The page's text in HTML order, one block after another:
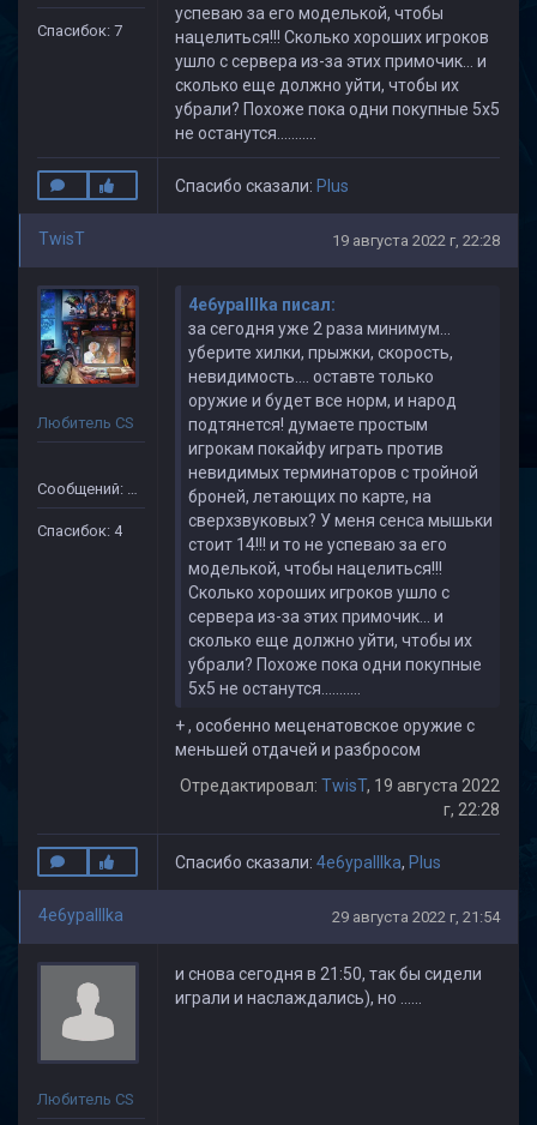
Спасибок: 7
успеваю за его моделькой, чтобы
нацелиться!!! Сколько хороших игроков
ушло с сервера из-за этих примочик... и
сколько еще должно уйти, чтобы их
убрали? Похоже пока одни покупные 5х5
не останутся...........
Спасибо сказали: Plus
TwisT 19 августа 2022 г, 22:28
Любитель CS
Сообщений: 16
Спасибок: 4
4e6ypaIIIka писал:
за сегодня уже 2 раза минимум...
уберите хилки, прыжки, скорость,
невидимость.... оставте только
оружие и будет все норм, и народ
подтянется! думаете простым
игрокам покайфу играть против
невидимых терминаторов с тройной
броней, летающих по карте, на
сверхзвуковых? У меня сенса мышьки
стоит 14!!! и то не успеваю за его
моделькой, чтобы нацелиться!!!
Сколько хороших игроков ушло с
сервера из-за этих примочик... и
сколько еще должно уйти, чтобы их
убрали? Похоже пока одни покупные
5х5 не останутся...........
+ , особенно меценатовское оружие с
меньшей отдачей и разбросом
Отредактировал: TwisT, 19 августа 2022
г, 22:28
Спасибо сказали: 4e6ypaIIIka, Plus
4e6ypaIIIka 29 августа 2022 г, 21:54
Любитель CS
и снова сегодня в 21:50, так бы сидели
играли и наслаждались), но ......